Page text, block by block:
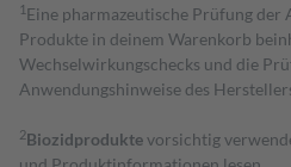
1 Eine pharmazeutische Prüfung
Produkte in deinem Warenkorb
Wechselwirkungschecks und die
Anwendungshinweise des
2Biozidproduktevorsichtig